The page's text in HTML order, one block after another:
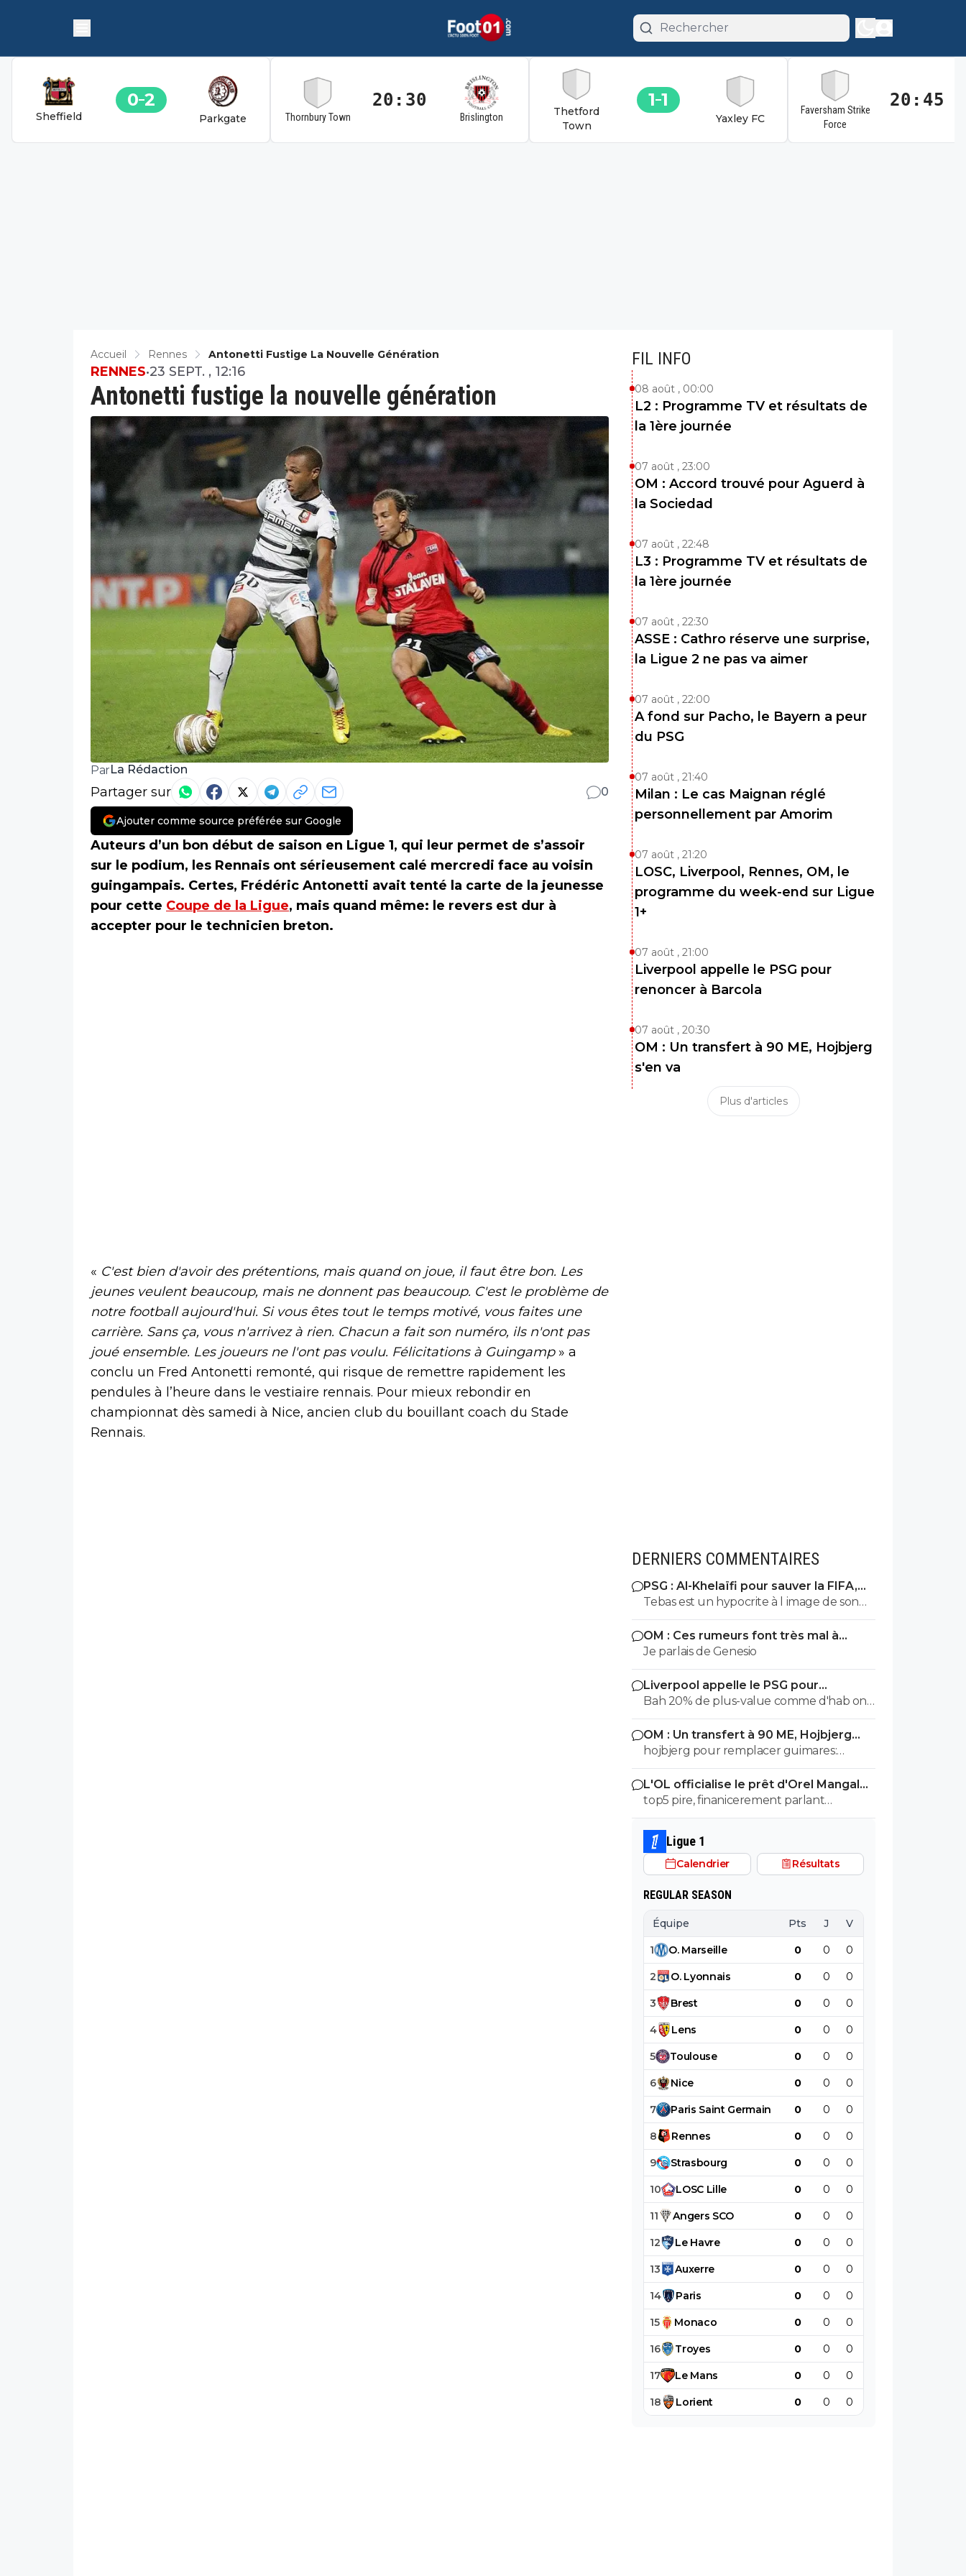
Sheffield
0 2
Parkgate Thornbury Town
20:30
Brislington
Thetford
Town
1 1
Yaxley FC
Faversham Strike
Force
20:45
Accueil Rennes Antonetti Fustige La Nouvelle Génération
Antonetti fustige la nouvelle génération
RENNES•23 SEPT. , 12:16
ParLa Rédaction
Partager sur 0
Ajouter comme source préférée sur Google
Auteurs d’un bon début de saison en Ligue 1, qui leur permet de s’assoir
sur le podium, les Rennais ont sérieusement calé mercredi face au voisin
guingampais. Certes, Frédéric Antonetti avait tenté la carte de la jeunesse
pour cette Coupe de la Ligue, mais quand même: le revers est dur à
accepter pour le technicien breton.
« C'est bien d'avoir des prétentions, mais quand on joue, il faut être bon. Les
jeunes veulent beaucoup, mais ne donnent pas beaucoup. C'est le problème de
notre football aujourd'hui. Si vous êtes tout le temps motivé, vous faites une
carrière. Sans ça, vous n'arrivez à rien. Chacun a fait son numéro, ils n'ont pas
joué ensemble. Les joueurs ne l'ont pas voulu. Félicitations à Guingamp » a
conclu un Fred Antonetti remonté, qui risque de remettre rapidement les
pendules à l’heure dans le vestiaire rennais. Pour mieux rebondir en
championnat dès samedi à Nice, ancien club du bouillant coach du Stade
Rennais.
FIL INFO
08 août , 00:00
L2 : Programme TV et résultats de
la 1ère journée
07 août , 23:00
OM : Accord trouvé pour Aguerd à
la Sociedad
07 août , 22:48
L3 : Programme TV et résultats de
la 1ère journée
07 août , 22:30
ASSE : Cathro réserve une surprise,
la Ligue 2 ne pas va aimer
07 août , 22:00
A fond sur Pacho, le Bayern a peur
du PSG
07 août , 21:40
Milan : Le cas Maignan réglé
personnellement par Amorim
07 août , 21:20
LOSC, Liverpool, Rennes, OM, le
programme du week-end sur Ligue
1+
07 août , 21:00
Liverpool appelle le PSG pour
renoncer à Barcola
07 août , 20:30
OM : Un transfert à 90 ME, Hojbjerg
s'en va
Plus d'articles
DERNIERS COMMENTAIRES
PSG : Al-Khelaïfi pour sauver la FIFA,
c'est son cauchemar
Tebas est un hypocrite à l image de son
salaire annuel qui est, à 500000e près,
égal à la masse salariale brute de l effectif
entier de malaga en liga 😂
OM : Ces rumeurs font très mal à
Bruno Genesio
Je parlais de Genesio
Liverpool appelle le PSG pour
renoncer à Barcola
Bah 20% de plus-value comme d'hab on
prend
OM : Un transfert à 90 ME, Hojbjerg
s'en va
hojbjerg pour remplacer guimares:
mouillez vous la nuque avant quand
même
L'OL officialise le prêt d'Orel Mangala
à Getafe
top5 pire, finanicerement parlant
surement, sportivement parlant on a eu
des casseroles bien pire
Ligue 1
Calendrier Résultats
REGULAR SEASON
Équipe Pts J V
1 O. Marseille 0 0 0
2 O. Lyonnais 0 0 0
3 Brest 0 0 0
4 Lens 0 0 0
5 Toulouse 0 0 0
6 Nice 0 0 0
7 Paris Saint Germain 0 0 0
8 Rennes 0 0 0
9 Strasbourg 0 0 0
10 LOSC Lille 0 0 0
11 Angers SCO 0 0 0
12 Le Havre 0 0 0
13 Auxerre 0 0 0
14 Paris 0 0 0
15 Monaco 0 0 0
16 Troyes 0 0 0
17 Le Mans 0 0 0
18 Lorient 0 0 0